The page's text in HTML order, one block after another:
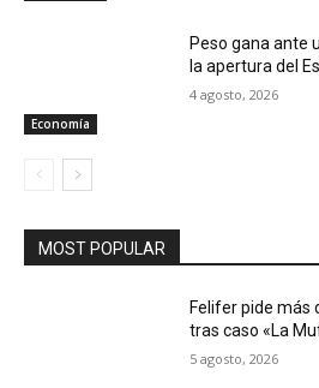
Economía
Peso gana ante
la apertura del
4 agosto, 2026
MOST POPULAR
Felifer pide más
tras caso «La
5 agosto, 2026